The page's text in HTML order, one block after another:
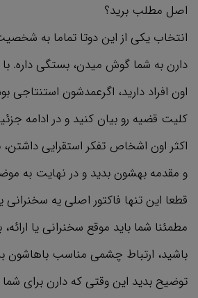
اصل مطلب برید؟
انتخاب یکی از این دوتا تماما به
دارن به شما گوش میدن، بستگی داره.
اون افراد دارید، اگرعمدشون
کلیت قضیه رو بیان کنید و در ادامه
اکثر اون اشخاص تفکر استقرایی
و مقدمه بهشون بدید و در نهایت به
قطعا این تنها فاکتور اصلی یه
مطمئنا شما باید موقع سخنرانی یا
باشید، ارتباط چشمی مناسب باهاشون
توضیح بدید این وقتی که دارن برای شما